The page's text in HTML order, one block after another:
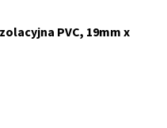
PVC, 19mm x